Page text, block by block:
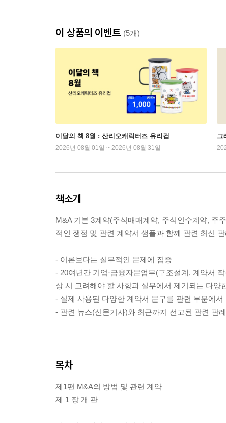
이 상품의 이벤트 (5개)
이달의 책 8월 : 산리오캐릭터즈 유리컵
2026년 08월 01일 ~ 2026년 08월 31일
그
책소개
M&A 기본 3계약(주식매매계약, 주식인수계약, 주
적인 쟁점 및 관련 계약서 샘플과 함께 관련 최신
- 이론보다는 실무적인 문제에 집중
- 20여년간 기업·금융자문업무(구조설계, 계약서
상 시 고려해야 할 사항과 실무에서 제기되는 다양
- 실제 사용된 다양한 계약서 문구를 관련 부분에서
- 관련 뉴스(신문기사)와 최근까지 선고된 관련 판
목차
제1편 M&A의 방법 및 관련 계약
제 1 장 개 관